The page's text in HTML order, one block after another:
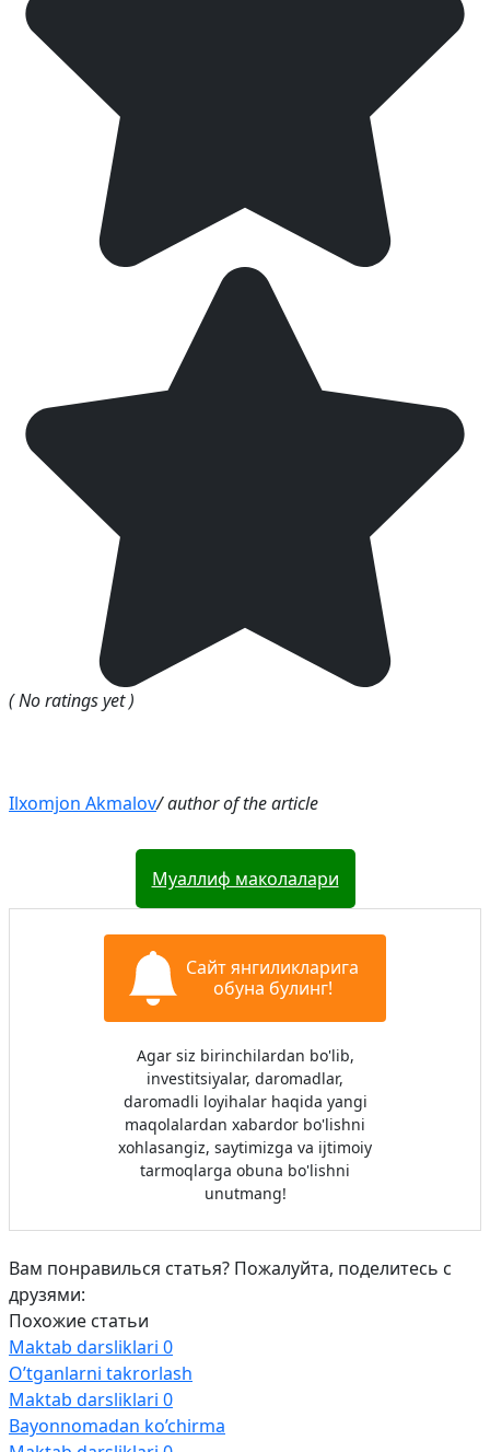
( No ratings yet )
Ilxomjon Akmalov/ author of the article
Муаллиф маколалари
Сайт янгиликларига
обуна булинг!
Agar siz birinchilardan bo'lib,
investitsiyalar, daromadlar,
daromadli loyihalar haqida yangi
maqolalardan xabardor bo'lishni
xohlasangiz, saytimizga va ijtimoiy
tarmoqlarga obuna bo'lishni
unutmang!
Вам понравилься статья? Пожалуйта, поделитесь с
друзями:
Похожие статьи
Maktab darsliklari 0
O’tganlarni takrorlash
Maktab darsliklari 0
Bayonnomadan ko’chirma